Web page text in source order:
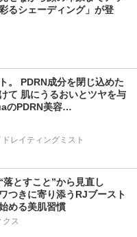
るシェーディング」が登
。 PDRN成分を閉じ込めた
て 肌にうるおいとツヤを与
のPDRN美容…
レイティングミスト
落とすこと”から見直し
つきに寄り添うRJブースト
める美肌習慣
クス